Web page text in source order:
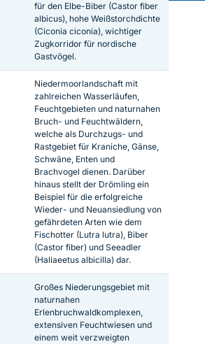
für den Elbe-Biber (Castor fiber
albicus), hohe Weißstorchdichte
(Ciconia ciconia), wichtiger
Zugkorridor für nordische
Gastvögel.
Niedermoorlandschaft mit
zahlreichen Wasserläufen,
Feuchtgebieten und naturnahen
Bruch- und Feuchtwäldern,
welche als Durchzugs- und
Rastgebiet für Kraniche, Gänse,
Schwäne, Enten und
Brachvogel dienen. Darüber
hinaus stellt der Drömling ein
Beispiel für die erfolgreiche
Wieder- und Neuansiedlung von
gefährdeten Arten wie dem
Fischotter (Lutra lutra), Biber
(Castor fiber) und Seeadler
(Haliaeetus albicilla) dar.
Großes Niederungsgebiet mit
naturnahen
Erlenbruchwaldkomplexen,
extensiven Feuchtwiesen und
einem weit verzweigten